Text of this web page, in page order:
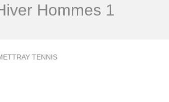
Hommes 1
TENNIS